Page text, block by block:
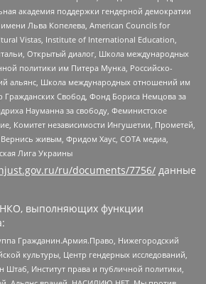
академия поддержки гендерной демократии
Льва Копелева, American Councils for
Vistas, Institute of International Education,
Открытый диалог, Школа международных
политики им Питера Мунка, Российско-
альянс, Школа международных отношений им
Гражданских Свобод, Фонд Бориса Немцова за
Науманна за свободу, Феминистское
Комитет независимости Ингушетии, Прометей,
живым, Фридом Хаус, СОТА медиа,
Лига Украины
ru/documents/7756/ данные
выполняющих функции
Гражданин.Армия.Право, Нижегородский
культуры, Центр гендерных исследований,
Штаб, Институт права и публичной политики,